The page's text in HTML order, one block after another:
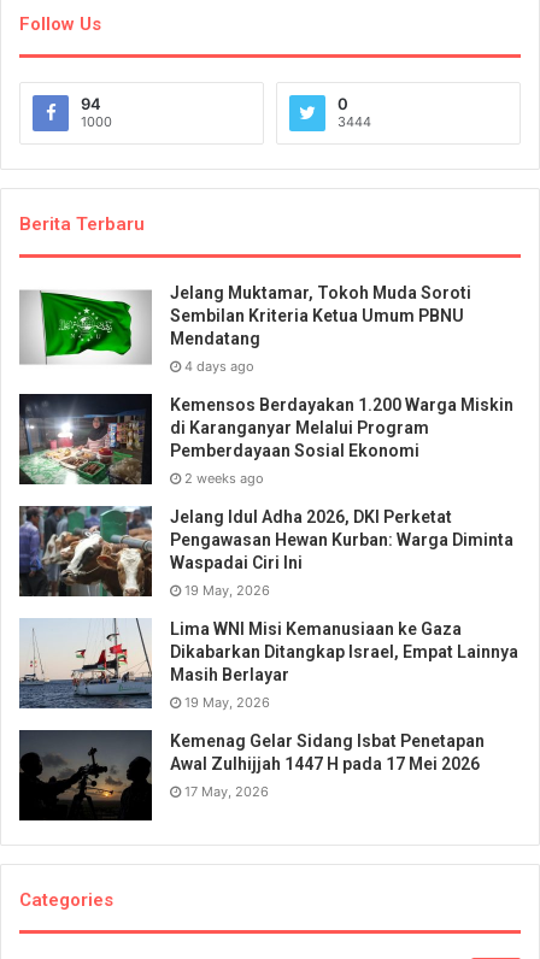
Follow Us
94
1000
0
3444
Berita Terbaru
Jelang Muktamar, Tokoh Muda Soroti
Sembilan Kriteria Ketua Umum PBNU
Mendatang
4 days ago
Kemensos Berdayakan 1.200 Warga Miskin
di Karanganyar Melalui Program
Pemberdayaan Sosial Ekonomi
2 weeks ago
Jelang Idul Adha 2026, DKI Perketat
Pengawasan Hewan Kurban: Warga Diminta
Waspadai Ciri Ini
19 May, 2026
Lima WNI Misi Kemanusiaan ke Gaza
Dikabarkan Ditangkap Israel, Empat Lainnya
Masih Berlayar
19 May, 2026
Kemenag Gelar Sidang Isbat Penetapan
Awal Zulhijjah 1447 H pada 17 Mei 2026
17 May, 2026
Categories